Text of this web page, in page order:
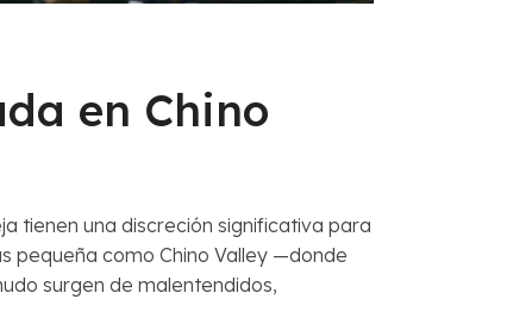
en Chino
tienen una discreción significativa para
pequeña como Chino Valley —donde
surgen de malentendidos,